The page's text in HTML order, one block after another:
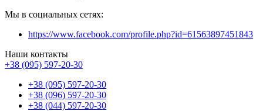
Мы в социальных сетях:
https://www.facebook.com/profile.php?id=61563897451843
Наши контакты
+38 (095) 597-20-30
+38 (095) 597-20-30
+38 (096) 597-20-30
+38 (044) 597-20-30